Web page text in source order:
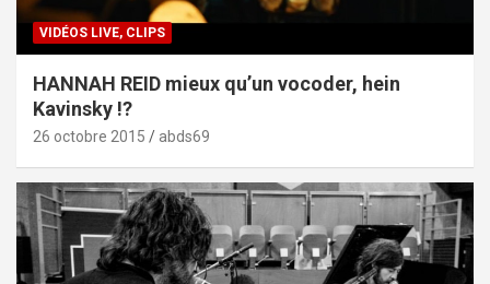
VIDÉOS LIVE, CLIPS
HANNAH REID mieux qu’un vocoder, hein
Kavinsky !?
26 octobre 2015 abds69